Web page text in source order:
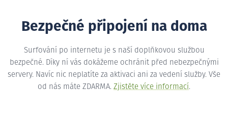
Bezpečné připojení na doma
Surfování po internetu je s naší doplňkovou službou
bezpečné. Díky ní vás dokážeme ochránit před nebezpečnými
servery. Navíc nic neplatíte za aktivaci ani za vedení služby. Vše
od nás máte ZDARMA. Zjistěte více informací.